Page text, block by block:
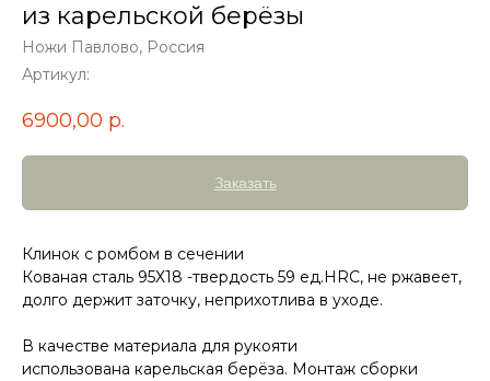
из карельской берёзы
Ножи Павлово, Россия
Артикул:
6900,00 р.
Заказать
Клинок с ромбом в сечении
Кованая сталь 95Х18 -твердость 59 ед.HRC, не ржавеет,
долго держит заточку, неприхотлива в уходе.
В качестве материала для рукояти
использована карельская берёза. Монтаж сборки